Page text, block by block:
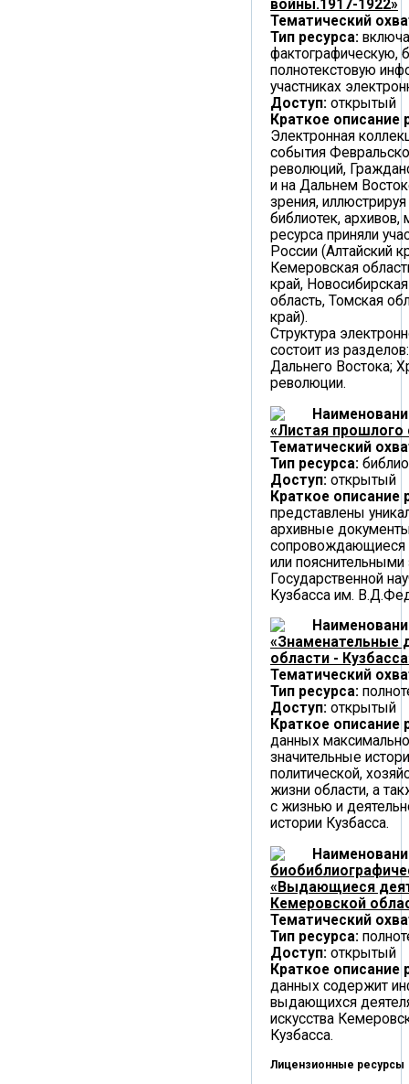
войны.1917-1922»
Тематический
Тип ресурса:
фактографическую,
полнотекстовую
участниках
Доступ: открытый
Краткое описание
Электронная
события
революций,
и на Дальнем
зрения,
библиотек, архивов,
ресурса приняли
России (Алтайский
Кемеровская
край,
область, Томская
край).
Структура
состоит из
Дальнего Востока;
революции.
«Листая прошлого
Тематический
Тип ресурса:
Доступ: открытый
Краткое описание
представлены
архивные
сопровождающиеся
или
Государственной
Кузбасса им.
«Знаменательные
области -
Тематический
Тип ресурса:
Доступ: открытый
Краткое описание
данных
значительные
политической,
жизни области, а
с жизнью и
истории Кузбасса.
«Выдающиеся
Кемеровской
Тематический
Тип ресурса:
Доступ: открытый
Краткое описание
данных содержит
выдающихся
искусства
Кузбасса.
Лицензионные ресурсы